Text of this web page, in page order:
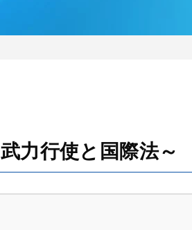
力行使と国際法～